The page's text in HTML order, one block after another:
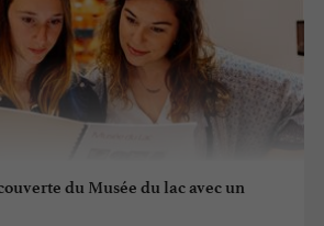
du Musée du lac avec un